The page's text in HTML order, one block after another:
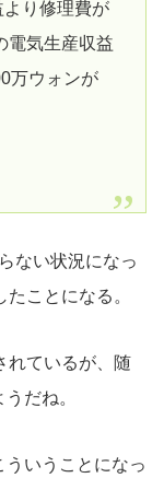
り修理費が
電気生産収益
万ウォンが
ない状況になっ
ことになる。
れているが、随
だね。
いうことになっ